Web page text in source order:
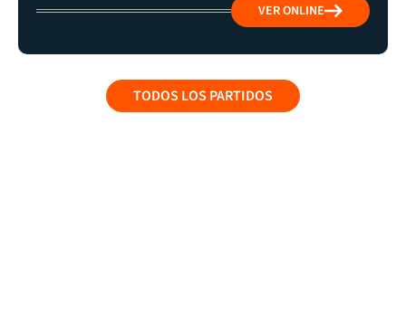
VER ONLINE
TODOS LOS PARTIDOS